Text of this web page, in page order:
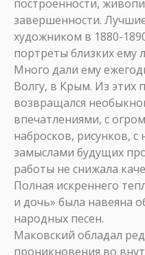
построенности,
завершенности.
художником в 1880-
портреты близких ему
Много дали ему
Волгу, в Крым. Из этих
возвращался
впечатлениями, с
набросков, рисунков,
замыслами будущих
работы не снижала
Полная искреннего
и дочь» была навеяна
народных песен.
Маковский обладал
проникновения во